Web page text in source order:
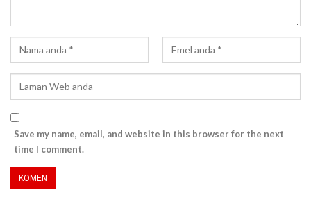
Save my name, email, and website in this browser for the next
time I comment.